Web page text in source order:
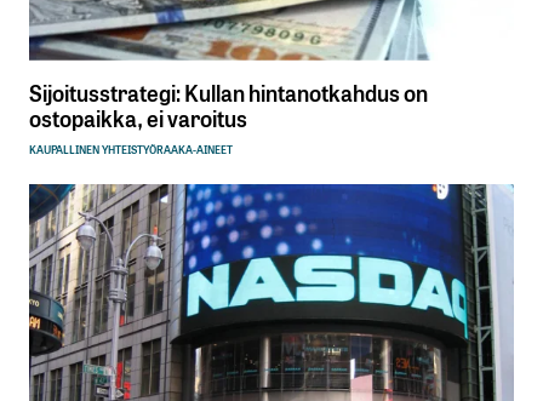
Sijoitusstrategi: Kullan hintanotkahdus on
ostopaikka, ei varoitus
KAUPALLINEN YHTEISTYÖRAAKA-AINEET